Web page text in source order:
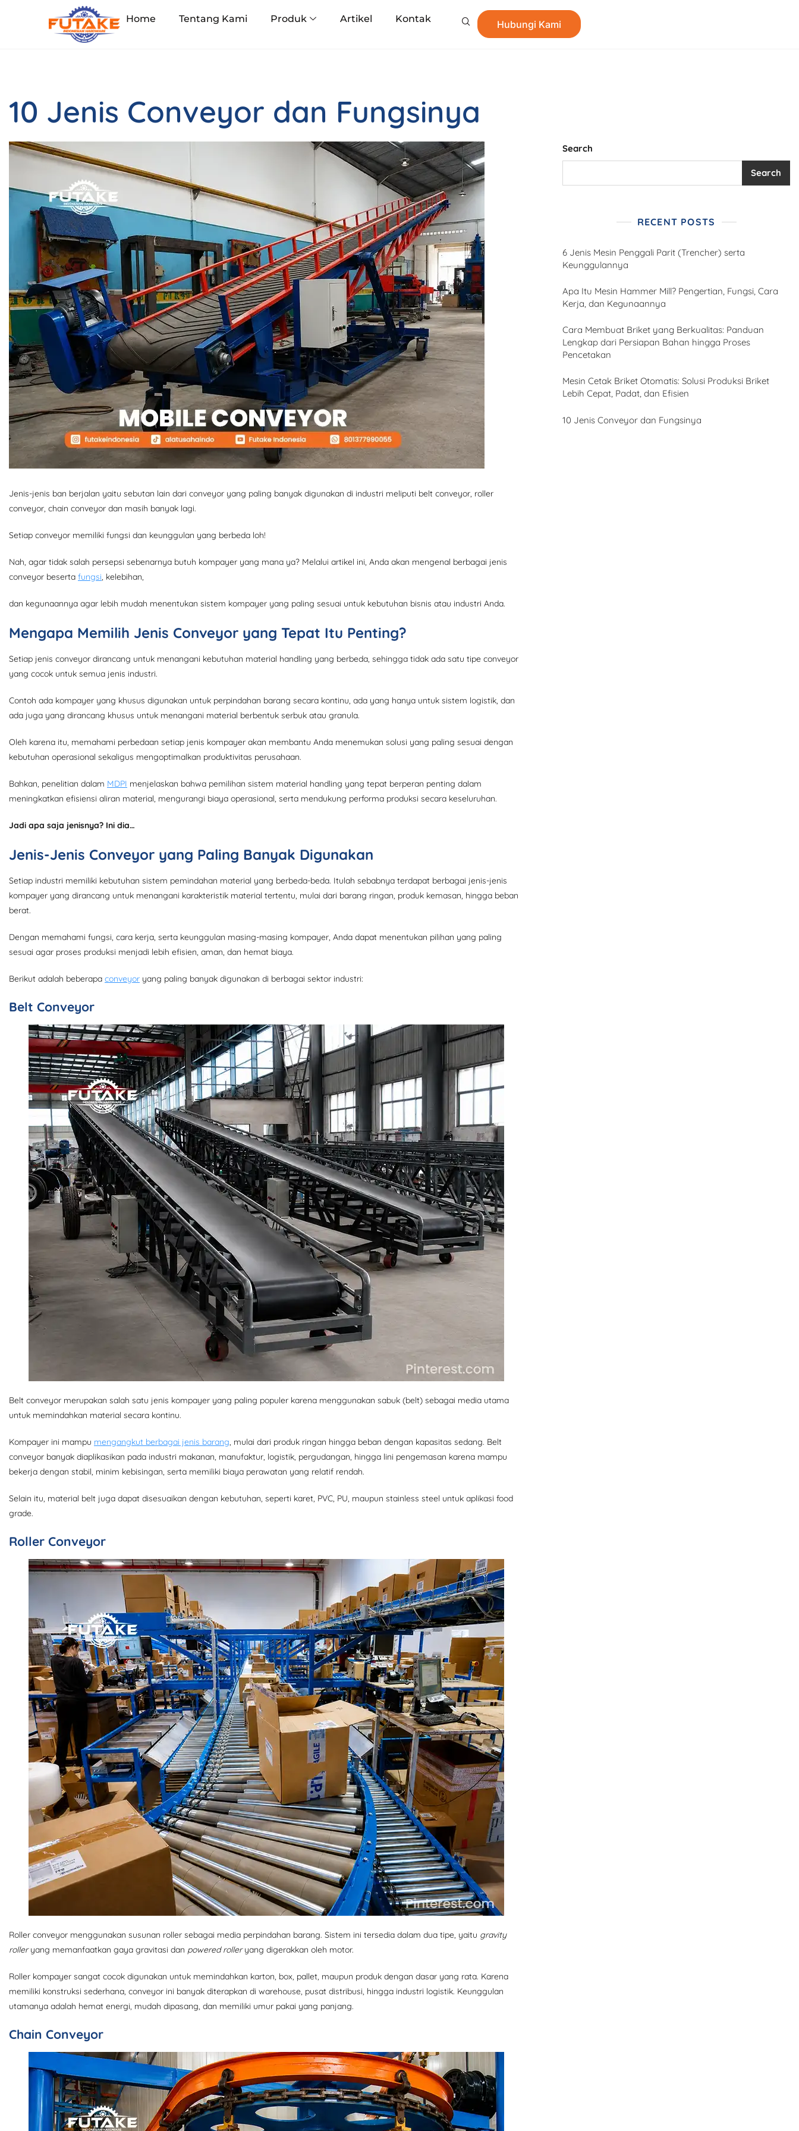
Home Tentang Kami Produk Artikel Kontak Hubungi Kami
10 Jenis Conveyor dan Fungsinya
Jenis-jenis ban berjalan yaitu sebutan lain dari conveyor yang paling banyak digunakan di industri meliputi belt conveyor, roller
conveyor, chain conveyor dan masih banyak lagi.
Setiap conveyor memiliki fungsi dan keunggulan yang berbeda loh!
Nah, agar tidak salah persepsi sebenarnya butuh kompayer yang mana ya? Melalui artikel ini, Anda akan mengenal berbagai jenis
conveyor beserta fungsi , kelebihan,
dan kegunaannya agar lebih mudah menentukan sistem kompayer yang paling sesuai untuk kebutuhan bisnis atau industri Anda.
Mengapa Memilih Jenis Conveyor yang Tepat Itu Penting?
Setiap jenis conveyor dirancang untuk menangani kebutuhan material handling yang berbeda, sehingga tidak ada satu tipe conveyor
yang cocok untuk semua jenis industri.
Contoh ada kompayer yang khusus digunakan untuk perpindahan barang secara kontinu, ada yang hanya untuk sistem logistik, dan
ada juga yang dirancang khusus untuk menangani material berbentuk serbuk atau granula.
Oleh karena itu, memahami perbedaan setiap jenis kompayer akan membantu Anda menemukan solusi yang paling sesuai dengan
kebutuhan operasional sekaligus mengoptimalkan produktivitas perusahaan.
Bahkan, penelitian dalam MDPI menjelaskan bahwa pemilihan sistem material handling yang tepat berperan penting dalam
meningkatkan efisiensi aliran material, mengurangi biaya operasional, serta mendukung performa produksi secara keseluruhan.
Jadi apa saja jenisnya? Ini dia…
Jenis-Jenis Conveyor yang Paling Banyak Digunakan
Setiap industri memiliki kebutuhan sistem pemindahan material yang berbeda-beda. Itulah sebabnya terdapat berbagai jenis-jenis
kompayer yang dirancang untuk menangani karakteristik material tertentu, mulai dari barang ringan, produk kemasan, hingga beban
berat.
Dengan memahami fungsi, cara kerja, serta keunggulan masing-masing kompayer, Anda dapat menentukan pilihan yang paling
sesuai agar proses produksi menjadi lebih efisien, aman, dan hemat biaya.
Berikut adalah beberapa conveyor yang paling banyak digunakan di berbagai sektor industri:
Belt Conveyor
Belt conveyor merupakan salah satu jenis kompayer yang paling populer karena menggunakan sabuk (belt) sebagai media utama
untuk memindahkan material secara kontinu.
Kompayer ini mampu mengangkut berbagai jenis barang , mulai dari produk ringan hingga beban dengan kapasitas sedang. Belt
conveyor banyak diaplikasikan pada industri makanan, manufaktur, logistik, pergudangan, hingga lini pengemasan karena mampu
bekerja dengan stabil, minim kebisingan, serta memiliki biaya perawatan yang relatif rendah.
Selain itu, material belt juga dapat disesuaikan dengan kebutuhan, seperti karet, PVC, PU, maupun stainless steel untuk aplikasi food
grade.
Roller Conveyor
Roller conveyor menggunakan susunan roller sebagai media perpindahan barang. Sistem ini tersedia dalam dua tipe, yaitu gravity
rolleryang memanfaatkan gaya gravitasi dan powered rolleryang digerakkan oleh motor.
Roller kompayer sangat cocok digunakan untuk memindahkan karton, box, pallet, maupun produk dengan dasar yang rata. Karena
memiliki konstruksi sederhana, conveyor ini banyak diterapkan di warehouse, pusat distribusi, hingga industri logistik. Keunggulan
utamanya adalah hemat energi, mudah dipasang, dan memiliki umur pakai yang panjang.
Chain Conveyor
Search
Search
RECENT POSTS
6 Jenis Mesin Penggali Parit (Trencher) serta
Keunggulannya
Apa Itu Mesin Hammer Mill? Pengertian, Fungsi, Cara
Kerja, dan Kegunaannya
Cara Membuat Briket yang Berkualitas: Panduan
Lengkap dari Persiapan Bahan hingga Proses
Pencetakan
Mesin Cetak Briket Otomatis: Solusi Produksi Briket
Lebih Cepat, Padat, dan Efisien
10 Jenis Conveyor dan Fungsinya